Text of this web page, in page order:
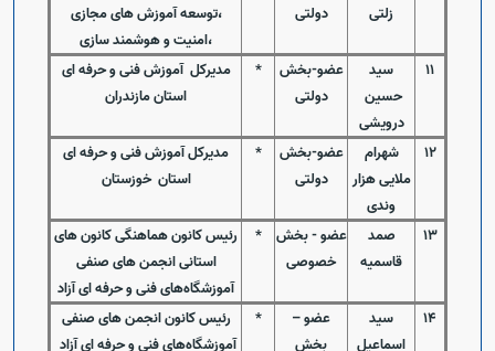
زلتی
دولتی
،توسعه آموزش های مجازی
،امنیت و هوشمند سازی
11
سید
حسین
درویشی
عضو-بخش
دولتی
*
مدیرکل آموزش فنی و حرفه ای
استان مازندران
12
شهرام
ملایی هزار
وندی
عضو-بخش
دولتی
*
مدیرکل آموزش فنی و حرفه ای
استان خوزستان
13
صمد
قاسمیه
عضو - بخش
خصوصی
*
رئیس کانون هماهنگی کانون های
استانی انجمن های صنفی
آموزشگاه‌های فنی و حرفه ای آزاد
14
سید
اسماعیل
عضو–
بخش
*
رئیس کانون انجمن های صنفی
آموزشگاه‌های فنی و حرفه ای آزاد